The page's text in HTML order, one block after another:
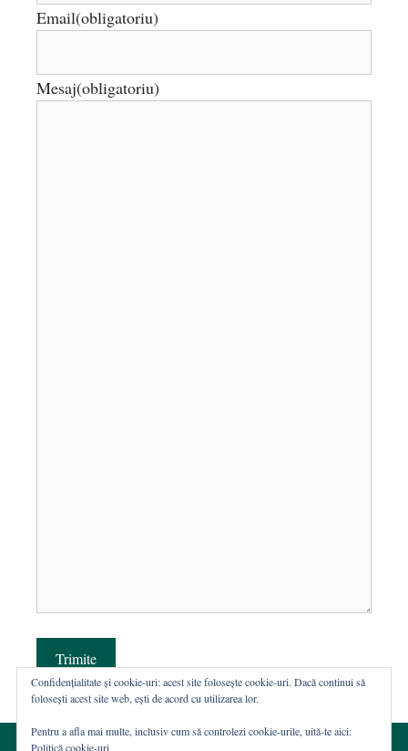
Email(obligatoriu)
Mesaj(obligatoriu)
Trimite
Confidențialitate și cookie-uri: acest site folosește cookie-uri. Dacă continui să
folosești acest site web, ești de acord cu utilizarea lor.
Pentru a afla mai multe, inclusiv cum să controlezi cookie-urile, uită-te aici:
Politică cookie-uri